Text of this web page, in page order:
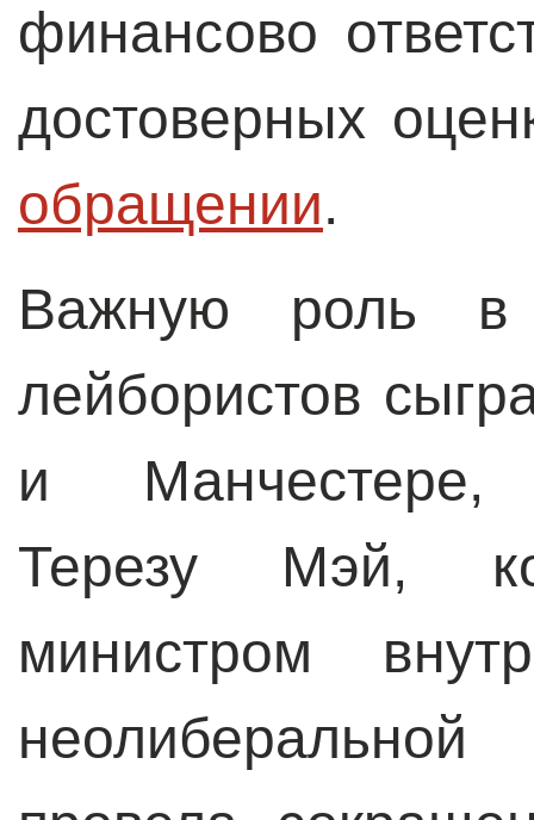
финансово
достоверных
обращении.
Важную роль в
лейбористов
и Манчестере,
Терезу Мэй,
министром